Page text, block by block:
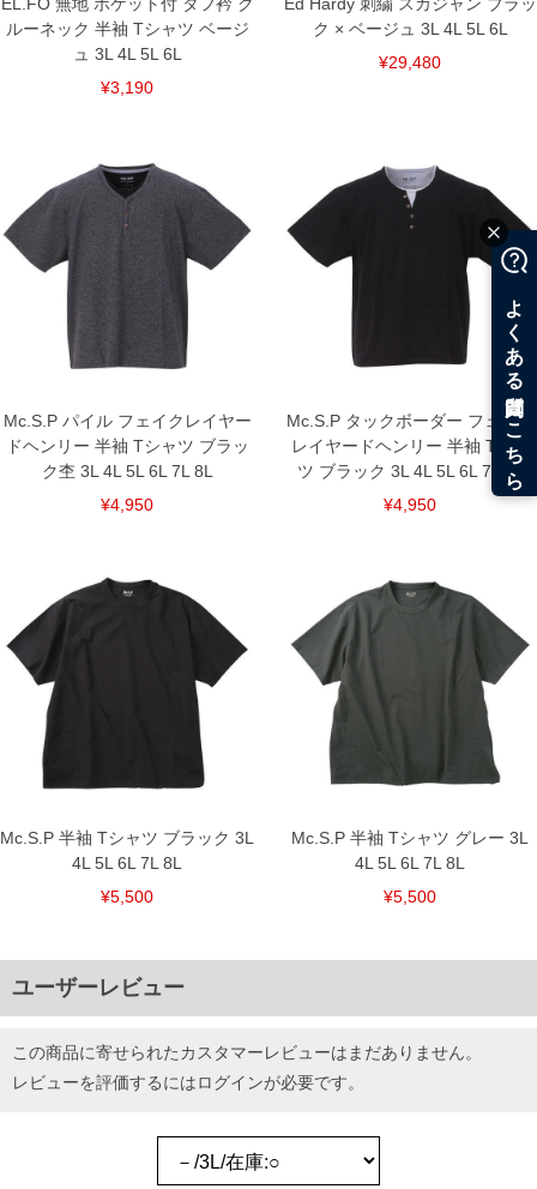
ルーネック 半袖 Tシャツ ベージ
ュ 3L 4L 5L 6L
¥3,190
ク × ベージュ 3L 4L 5L 6L
¥29,480
Mc.S.P パイル フェイクレイヤー
ドヘンリー 半袖 Tシャツ ブラッ
ク杢 3L 4L 5L 6L 7L 8L
¥4,950
Mc.S.P タックボーダー フェイク
レイヤードヘンリー 半袖 Tシャ
ツ ブラック 3L 4L 5L 6L 7L 8L
¥4,950
Mc.S.P 半袖 Tシャツ ブラック 3L
4L 5L 6L 7L 8L
¥5,500
Mc.S.P 半袖 Tシャツ グレー 3L
4L 5L 6L 7L 8L
¥5,500
ユーザーレビュー
この商品に寄せられたカスタマーレビューはまだありません。
レビューを評価するにはログインが必要です。